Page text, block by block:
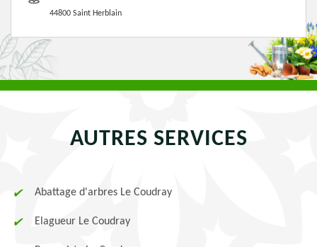
44800 Saint Herblain
AUTRES SERVICES
Abattage d'arbres Le Coudray
Elagueur Le Coudray